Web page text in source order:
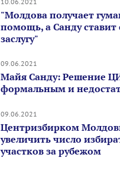
"Молдова получает
помощь, а Санду ставит
заслугу"
09.06.2021
Майя Санду: Решение
формальным и
09.06.2021
Центризбирком
увеличить число
участков за рубежом